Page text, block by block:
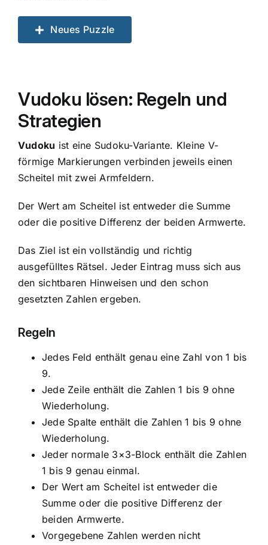
Neues Puzzle
Vudoku lösen: Regeln und
Strategien
Vudoku ist eine Sudoku-Variante. Kleine V-
förmige Markierungen verbinden jeweils einen
Scheitel mit zwei Armfeldern.
Der Wert am Scheitel ist entweder die Summe
oder die positive Differenz der beiden Armwerte.
Das Ziel ist ein vollständig und richtig
ausgefülltes Rätsel. Jeder Eintrag muss sich aus
den sichtbaren Hinweisen und den schon
gesetzten Zahlen ergeben.
Regeln
Jedes Feld enthält genau eine Zahl von 1 bis
9.
Jede Zeile enthält die Zahlen 1 bis 9 ohne
Wiederholung.
Jede Spalte enthält die Zahlen 1 bis 9 ohne
Wiederholung.
Jeder normale 3×3-Block enthält die Zahlen
1 bis 9 genau einmal.
Der Wert am Scheitel ist entweder die
Summe oder die positive Differenz der
beiden Armwerte.
Vorgegebene Zahlen werden nicht